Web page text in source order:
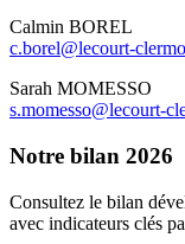
Calmin BOREL
c.borel@lecourt-
Sarah MOMESSO
s.momesso@lecourt-
Notre bilan 2026
Consultez le bilan
avec indicateurs clés